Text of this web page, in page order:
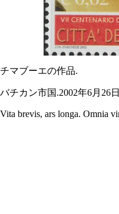
チマブーエの作品.
バチカン市国.2002年6月26
Vita brevis, ars longa. Omnia